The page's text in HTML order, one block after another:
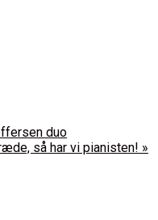
duo
så har vi pianisten! »